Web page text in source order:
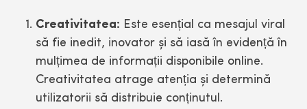
Creativitatea: Este esențial ca mesajul viral
să fie inedit, inovator și să iasă în evidență în
mulțimea de informații disponibile online.
Creativitatea atrage atenția și determină
utilizatorii să distribuie conținutul.